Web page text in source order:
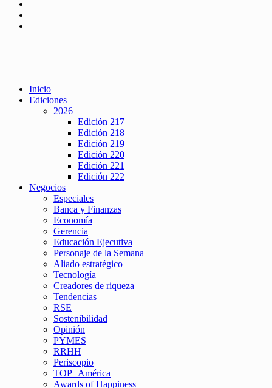
Inicio
Ediciones
2026
Edición 217
Edición 218
Edición 219
Edición 220
Edición 221
Edición 222
Negocios
Especiales
Banca y Finanzas
Economía
Gerencia
Educación Ejecutiva
Personaje de la Semana
Aliado estratégico
Tecnología
Creadores de riqueza
Tendencias
RSE
Sostenibilidad
Opinión
PYMES
RRHH
Periscopio
TOP+América
Awards of Happiness